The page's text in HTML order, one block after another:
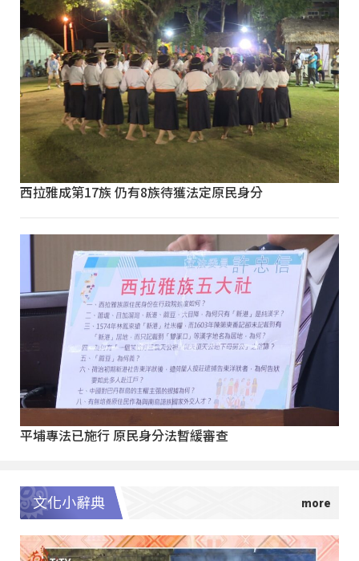
西拉雅成第17族 仍有8族待獲法定原民身分
平埔專法已施行 原民身分法暫緩審查
文化小辭典